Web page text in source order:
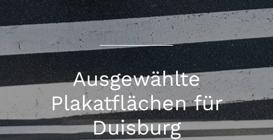
Ausgewählte
Plakatflächen für
Duisburg